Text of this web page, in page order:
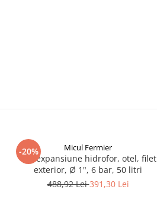
-20% Micul Fermier
Vas expansiune hidrofor, otel, filet
exterior, Ø 1", 6 bar, 50 litri
488,92 Lei391,30 Lei